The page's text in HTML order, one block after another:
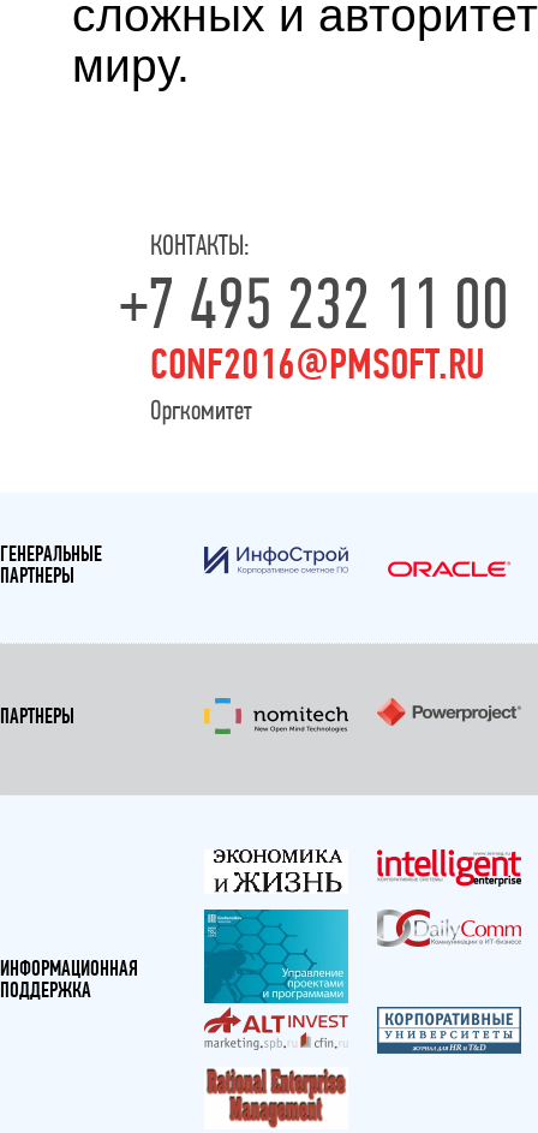
сложных и
миру.
КОНТАКТЫ:
+7 495 232 11 00
CONF2016@PMSOFT.RU
Оргкомитет
ГЕНЕРАЛЬНЫЕ
ПАРТНЕРЫ
ПАРТНЕРЫ
ИНФОРМАЦИОННАЯ
ПОДДЕРЖКА